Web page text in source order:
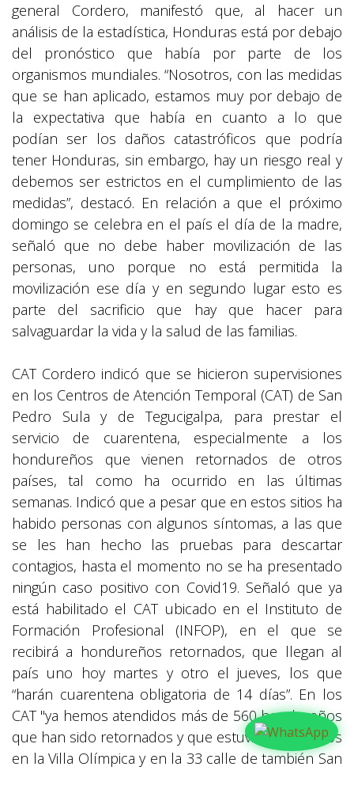
general Cordero, manifestó que, al hacer un
análisis de la estadística, Honduras está por debajo
del pronóstico que había por parte de los
organismos mundiales. “Nosotros, con las medidas
que se han aplicado, estamos muy por debajo de
la expectativa que había en cuanto a lo que
podían ser los daños catastróficos que podría
tener Honduras, sin embargo, hay un riesgo real y
debemos ser estrictos en el cumplimiento de las
medidas”, destacó. En relación a que el próximo
domingo se celebra en el país el día de la madre,
señaló que no debe haber movilización de las
personas, uno porque no está permitida la
movilización ese día y en segundo lugar esto es
parte del sacrificio que hay que hacer para
salvaguardar la vida y la salud de las familias.
CAT Cordero indicó que se hicieron supervisiones
en los Centros de Atención Temporal (CAT) de San
Pedro Sula y de Tegucigalpa, para prestar el
servicio de cuarentena, especialmente a los
hondureños que vienen retornados de otros
países, tal como ha ocurrido en las últimas
semanas. Indicó que a pesar que en estos sitios ha
habido personas con algunos síntomas, a las que
se les han hecho las pruebas para descartar
contagios, hasta el momento no se ha presentado
ningún caso positivo con Covid19. Señaló que ya
está habilitado el CAT ubicado en el Instituto de
Formación Profesional (INFOP), en el que se
recibirá a hondureños retornados, que llegan al
país uno hoy martes y otro el jueves, los que
“harán cuarentena obligatoria de 14 días”. En los
CAT "ya hemos atendidos más de 560 hondureños
que han sido retornados y que estuvieron alojados
en la Villa Olímpica y en la 33 calle de también San